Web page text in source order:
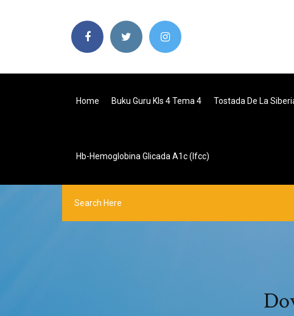
Home Buku Guru Kls 4 Tema 4 Tostada De La
Hb-Hemoglobina Glicada A1c (ifcc)